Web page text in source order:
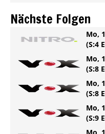
Nächste Folgen
Mo,
(S:4
Mo,
(S:8
Mo,
(S:8
Mo,
(S:9